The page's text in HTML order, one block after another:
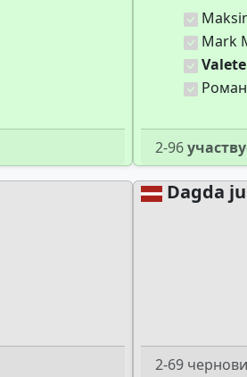
Mark
2-96
Dagda
2-69